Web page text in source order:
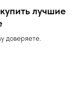
лучшие
доверяете.